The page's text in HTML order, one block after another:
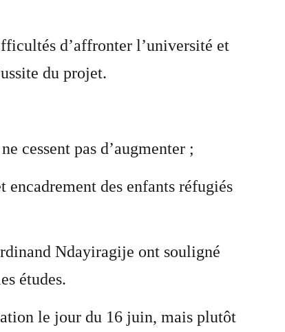
d’affronter l’université et
du projet.
cessent pas d’augmenter ;
des enfants réfugiés
Ndayiragije ont souligné
études.
le jour du 16 juin, mais plutôt